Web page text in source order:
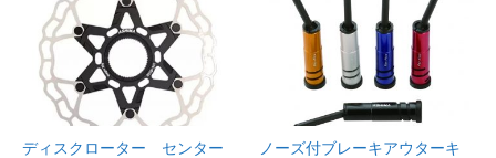
ディスクローター センター
ノーズ付ブレーキアウターキ